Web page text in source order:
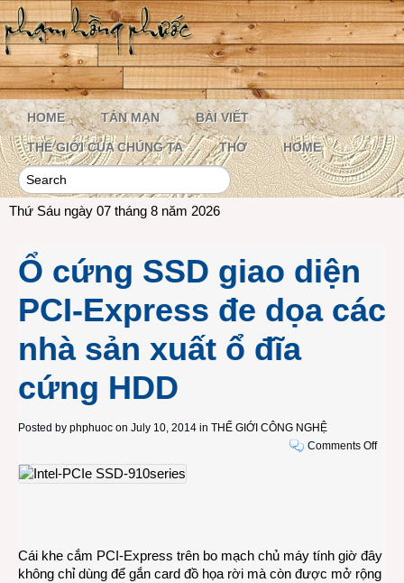
HOME TẢN MẠN BÀI VIẾT
THẾ GIỚI CỦA CHÚNG TA THƠ HOME
Thứ Sáu ngày 07 tháng 8 năm 2026
Ổ cứng SSD giao diện
PCI-Express đe dọa các
nhà sản xuất ổ đĩa
cứng HDD
Posted by phphuoc on July 10, 2014 in THẾ GIỚI CÔNG NGHỆ
Comments Offon
PCI-
Cái khe cắm PCI-Express trên bo mạch chủ máy tính giờ đây
không chỉ dùng để gắn card đồ họa rời mà còn được mở rộng